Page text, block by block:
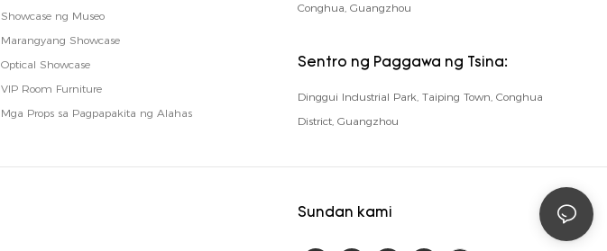
Showcase ng Museo
Marangyang Showcase
Optical Showcase
VIP Room Furniture
Mga Props sa Pagpapakita ng Alahas
Conghua, Guangzhou
Sentro ng Paggawa ng Tsina:
Dinggui Industrial Park, Taiping Town, Conghua
District, Guangzhou
Sundan kami